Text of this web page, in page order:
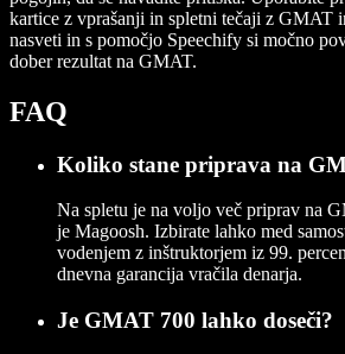
kartice z vprašanji in spletni tečaji z GMAT
nasveti in s pomočjo Speechify si močno
dober rezultat na GMAT.
FAQ
Koliko stane priprava na
Na spletu je na voljo več priprav na
je Magoosh. Izbirate lahko med
vodenjem z inštruktorjem iz 99.
dnevna garancija vračila denarja.
Je GMAT 700 lahko doseči?